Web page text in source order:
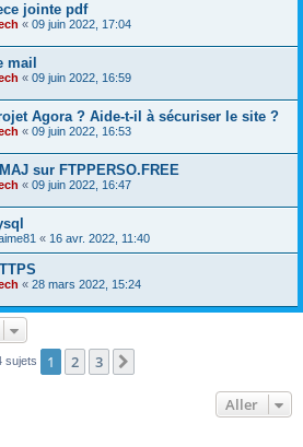
jointe pdf
« 09 juin 2022, 17:04
mail
« 09 juin 2022, 16:59
Agora ? Aide-t-il à sécuriser le site ?
« 09 juin 2022, 16:53
sur FTPPERSO.FREE
« 09 juin 2022, 16:47
« 16 avr. 2022, 11:40
« 28 mars 2022, 15:24
sujets 1 2 3
Aller